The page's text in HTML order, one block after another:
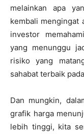
melainkan apa
kembali mengingat
investor
yang menunggu
risiko yang
sahabat terbaik
Dan mungkin,
grafik harga
lebih tinggi, kita